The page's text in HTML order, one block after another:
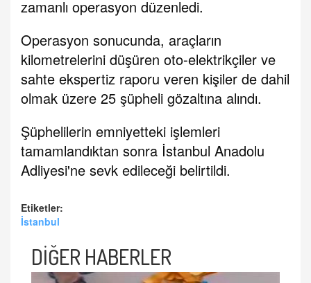
zamanlı operasyon düzenledi.
Operasyon sonucunda, araçların
kilometrelerini düşüren oto-elektrikçiler ve
sahte ekspertiz raporu veren kişiler de dahil
olmak üzere 25 şüpheli gözaltına alındı.
Şüphelilerin emniyetteki işlemleri
tamamlandıktan sonra İstanbul Anadolu
Adliyesi'ne sevk edileceği belirtildi.
Etiketler:
İstanbul
DİĞER HABERLER